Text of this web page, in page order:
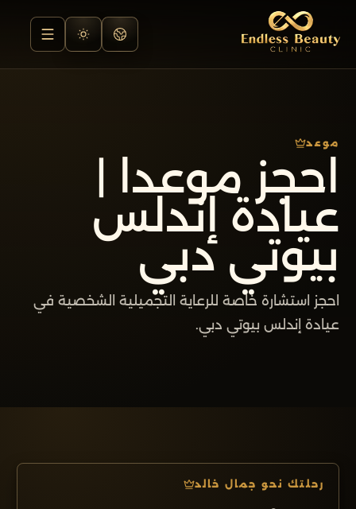
موعد
احجز موعدا |
عيادة إندلس
بيوتي دبي
احجز استشارة خاصة للرعاية التجميلية الشخصية في
عيادة إندلس بيوتي دبي.
رحلتك نحو جمال خالد